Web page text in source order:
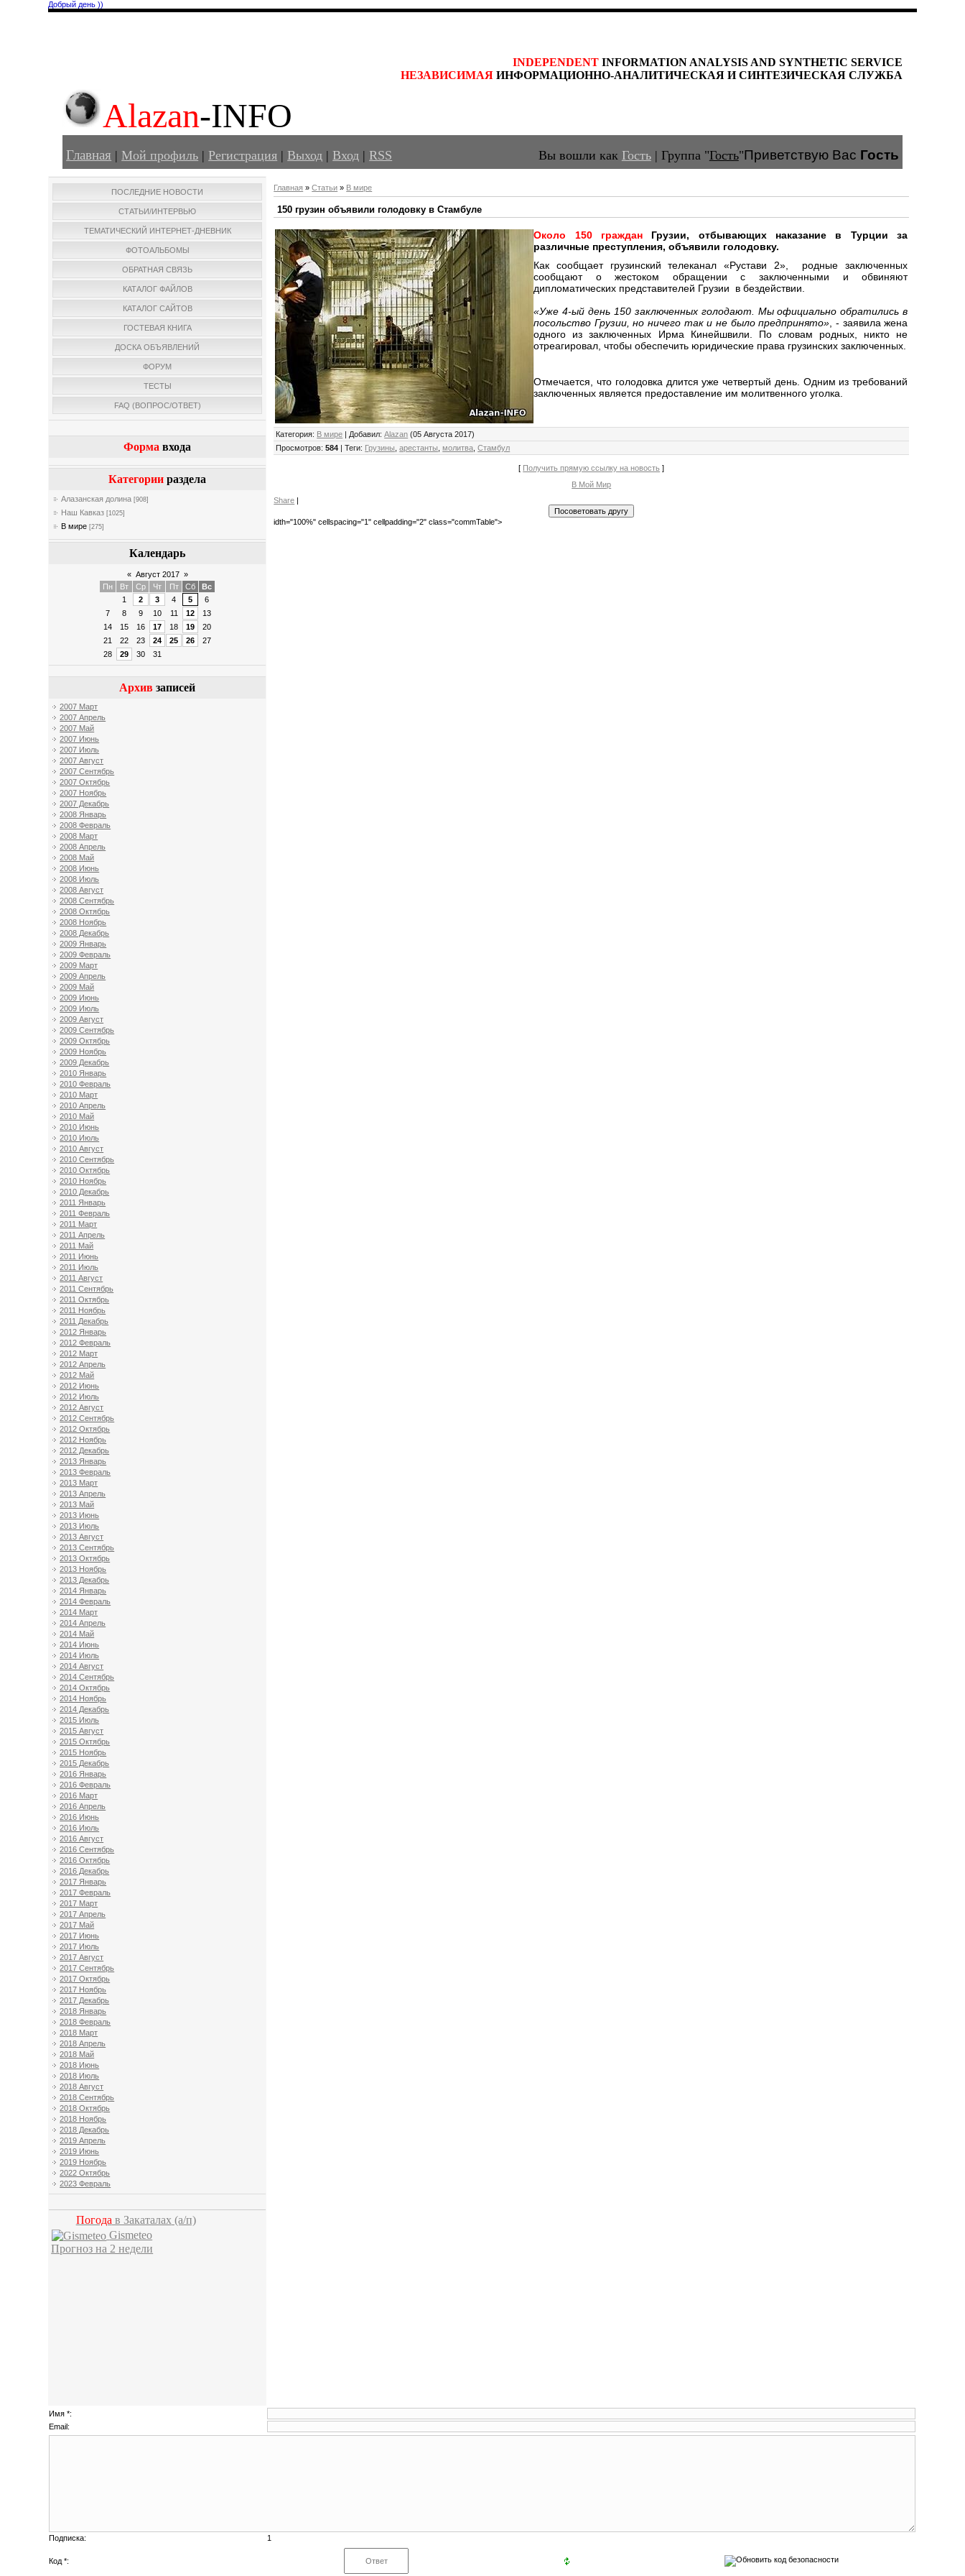
Добрый день ))
INDEPENDENT INFORMATION ANALYSIS AND SYNTHETIC SERVICE
НЕЗАВИСИМАЯ ИНФОРМАЦИОННО-АНАЛИТИЧЕСКАЯ И СИНТЕЗИЧЕСКАЯ СЛУЖБА
Alazan-INFO
Главная |Мой профиль |Регистрация |Выход |Вход |RSS Вы вошли как Гость| Группа"Гость"Приветствую Вас Гость
ПОСЛЕДНИЕ НОВОСТИ
СТАТЬИ/ИНТЕРВЬЮ
ТЕМАТИЧЕСКИЙ ИНТЕРНЕТ-ДНЕВНИК
ФОТОАЛЬБОМЫ
ОБРАТНАЯ СВЯЗЬ
КАТАЛОГ ФАЙЛОВ
КАТАЛОГ САЙТОВ
ГОСТЕВАЯ КНИГА
ДОСКА ОБЪЯВЛЕНИЙ
ФОРУМ
ТЕСТЫ
FAQ (ВОПРОС/ОТВЕТ)
Форма входа
Категории раздела
Алазанская долина [908]
Наш Кавказ [1025]
В мире [275]
Календарь
« Август 2017 »
Пн
Вт Ср Чт Пт Сб
Вс
1
2 3 4 5
6
7
8 9 10 11 12
13
14
15 16 17 18 19
20
21
22 23 24 25 26
27
28
29 30 31
Архив записей
2007 Март
2007 Апрель
2007 Май
2007 Июнь
2007 Июль
2007 Август
2007 Сентябрь
2007 Октябрь
2007 Ноябрь
2007 Декабрь
2008 Январь
2008 Февраль
2008 Март
2008 Апрель
2008 Май
2008 Июнь
2008 Июль
2008 Август
2008 Сентябрь
2008 Октябрь
2008 Ноябрь
2008 Декабрь
2009 Январь
2009 Февраль
2009 Март
2009 Апрель
2009 Май
2009 Июнь
2009 Июль
2009 Август
2009 Сентябрь
2009 Октябрь
2009 Ноябрь
2009 Декабрь
2010 Январь
2010 Февраль
2010 Март
2010 Апрель
2010 Май
2010 Июнь
2010 Июль
2010 Август
2010 Сентябрь
2010 Октябрь
2010 Ноябрь
2010 Декабрь
2011 Январь
2011 Февраль
2011 Март
2011 Апрель
2011 Май
2011 Июнь
2011 Июль
2011 Август
2011 Сентябрь
2011 Октябрь
2011 Ноябрь
2011 Декабрь
2012 Январь
2012 Февраль
2012 Март
2012 Апрель
2012 Май
2012 Июнь
2012 Июль
2012 Август
2012 Сентябрь
2012 Октябрь
2012 Ноябрь
2012 Декабрь
2013 Январь
2013 Февраль
2013 Март
2013 Апрель
2013 Май
2013 Июнь
2013 Июль
2013 Август
2013 Сентябрь
2013 Октябрь
2013 Ноябрь
2013 Декабрь
2014 Январь
2014 Февраль
2014 Март
2014 Апрель
2014 Май
2014 Июнь
2014 Июль
2014 Август
2014 Сентябрь
2014 Октябрь
2014 Ноябрь
2014 Декабрь
2015 Июль
2015 Август
2015 Октябрь
2015 Ноябрь
2015 Декабрь
2016 Январь
2016 Февраль
2016 Март
2016 Апрель
2016 Июнь
2016 Июль
2016 Август
2016 Сентябрь
2016 Октябрь
2016 Декабрь
2017 Январь
2017 Февраль
2017 Март
2017 Апрель
2017 Май
2017 Июнь
2017 Июль
2017 Август
2017 Сентябрь
2017 Октябрь
2017 Ноябрь
2017 Декабрь
2018 Январь
2018 Февраль
2018 Март
2018 Апрель
2018 Май
2018 Июнь
2018 Июль
2018 Август
2018 Сентябрь
2018 Октябрь
2018 Ноябрь
2018 Декабрь
2019 Апрель
2019 Июнь
2019 Ноябрь
2022 Октябрь
2023 Февраль
Погода в Закаталах (а/п)
Gismeteo
Прогноз на 2 недели
Главная »Статьи » В мире
150 грузин объявили голодовку в Стамбуле
Около 150 гражданГрузии, отбывающих наказание в Турции за
различные преступления, объявили голодовку.
Как сообщает грузинский телеканал «Рустави 2», родные заключенных
сообщают о жестоком обращении с заключенными и обвиняют
дипломатических представителей Грузии в бездействии.
«Уже 4-ый день 150 заключенных голодают. Мы официально обратились в
посольство Грузии, но ничего так и не было предпринято», - заявила жена
одного из заключенных Ирма Кинейшвили. По словам родных, никто не
отреагировал, чтобы обеспечить юридические права грузинских заключенных.
Отмечается, что голодовка длится уже четвертый день. Одним из требований
заключенных является предоставление им молитвенного уголка.
Категория: В мире | Добавил:Alazan (05 Августа 2017)
Просмотров:584 |Теги: Грузины ,арестанты ,молитва ,Стамбул
[ Получить прямую ссылку на новость ]
В Мой Мир
Share
idth="100%" cellspacing="1" cellpadding="2" class="commTable">
Имя *:
Email:
Подписка: 1
Код *: